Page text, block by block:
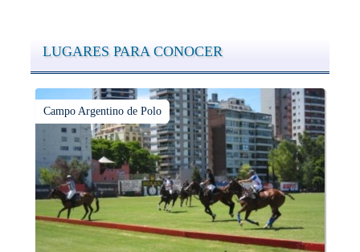
LUGARES PARA CONOCER
Campo Argentino de Polo